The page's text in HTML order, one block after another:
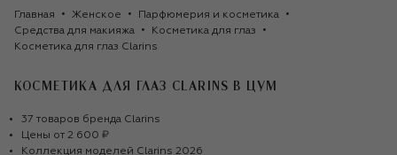
Главная Женское
Парфюмерия и косметика
Средства для макияжа
Косметика для глаз
Косметика для глаз Clarins
КОСМЕТИКА ДЛЯ ГЛАЗ CLARINS В ЦУМ
37 товаров бренда Clarins
Цены от 2 600 ₽
Коллекция моделей Clarins 2026